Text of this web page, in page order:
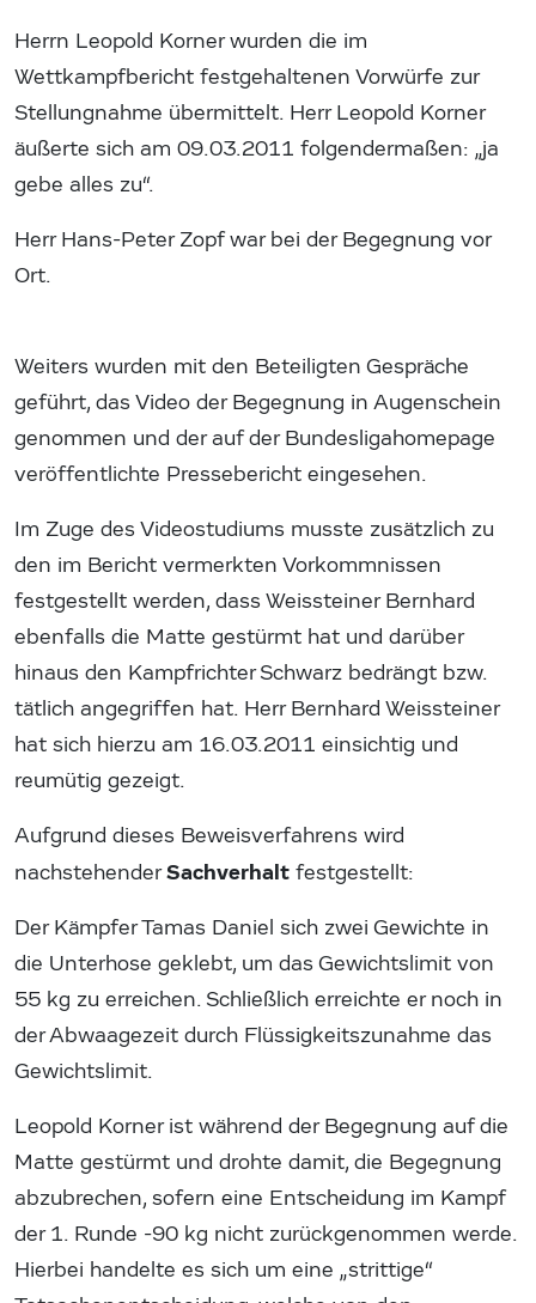
Herrn Leopold Korner wurden die im
Wettkampfbericht festgehaltenen Vorwürfe zur
Stellungnahme übermittelt. Herr Leopold Korner
äußerte sich am 09.03.2011 folgendermaßen: „ja
gebe alles zu“.
Herr Hans-Peter Zopf war bei der Begegnung vor
Ort.
Weiters wurden mit den Beteiligten Gespräche
geführt, das Video der Begegnung in Augenschein
genommen und der auf der Bundesligahomepage
veröffentlichte Pressebericht eingesehen.
Im Zuge des Videostudiums musste zusätzlich zu
den im Bericht vermerkten Vorkommnissen
festgestellt werden, dass Weissteiner Bernhard
ebenfalls die Matte gestürmt hat und darüber
hinaus den Kampfrichter Schwarz bedrängt bzw.
tätlich angegriffen hat. Herr Bernhard Weissteiner
hat sich hierzu am 16.03.2011 einsichtig und
reumütig gezeigt.
Aufgrund dieses Beweisverfahrens wird
nachstehenderSachverhalt festgestellt:
Der Kämpfer Tamas Daniel sich zwei Gewichte in
die Unterhose geklebt, um das Gewichtslimit von
55 kg zu erreichen. Schließlich erreichte er noch in
der Abwaagezeit durch Flüssigkeitszunahme das
Gewichtslimit.
Leopold Korner ist während der Begegnung auf die
Matte gestürmt und drohte damit, die Begegnung
abzubrechen, sofern eine Entscheidung im Kampf
der 1. Runde -90 kg nicht zurückgenommen werde.
Hierbei handelte es sich um eine „strittige“